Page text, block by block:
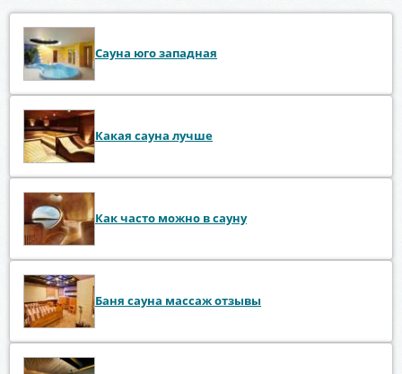
Сауна юго западная
Какая сауна лучше
Как часто можно в сауну
Баня сауна массаж отзывы